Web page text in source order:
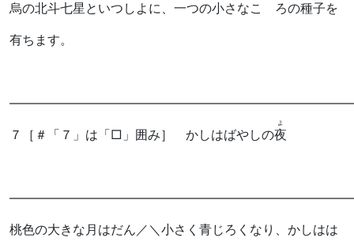
烏の北斗七星といつしよに、一つの小さなこゝろの種子を
有ちます。
７
［＃「７」は「□」囲み］ かしはばやしの夜
よ
桃色の大きな月はだん／＼小さく青じろくなり、かしはは